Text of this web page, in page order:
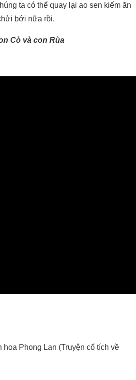
ta có thể quay lại ao sen kiếm ăn
bới nữa rồi.
Cò và con Rùa
hoa Phong Lan (Truyện cổ tích về